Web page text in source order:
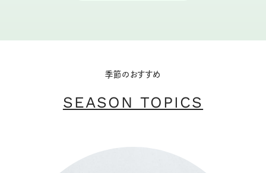
季節のおすすめ
SEASON TOPICS